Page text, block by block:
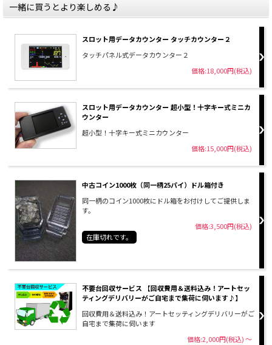
一緒に買うとより楽しめる♪
スロット用データカウンター タッチカウンター２
タッチパネル式データカウンター２
価格:18,000円(税込)
スロット用データカウンター 超小型！十字キー式ミニカ
ウンター
超小型！十字キー式ミニカウンター
価格:15,000円(税込)
中古コイン1000枚（同一柄25パイ）ドル箱付き
同一柄のコイン1000枚にドル箱をお付けしてご提供しま
す。
価格:3,500円(税込)
在庫切れです。
不要台回収サービス 【回収費用＆送料込み！アートセッ
ティングデリバリーがご自宅まで集荷に伺います♪】
回収費用＆送料込み！アートセッティングデリバリーがご
自宅まで集荷に伺います
価格:2,000円(税込)～